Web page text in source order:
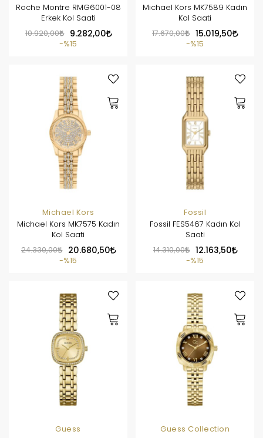
Roche Montre RMG6001-08
Erkek Kol Saati
10.920,00
9.282,00
%15
Michael Kors MK7589 Kadın
Kol Saati
17.670,00
15.019,50
%15
Michael Kors
Michael Kors MK7575 Kadın
Kol Saati
24.330,00
20.680,50
%15
Fossil
Fossil FES5467 Kadın Kol
Saati
14.310,00
12.163,50
%15
Guess
Guess Collection